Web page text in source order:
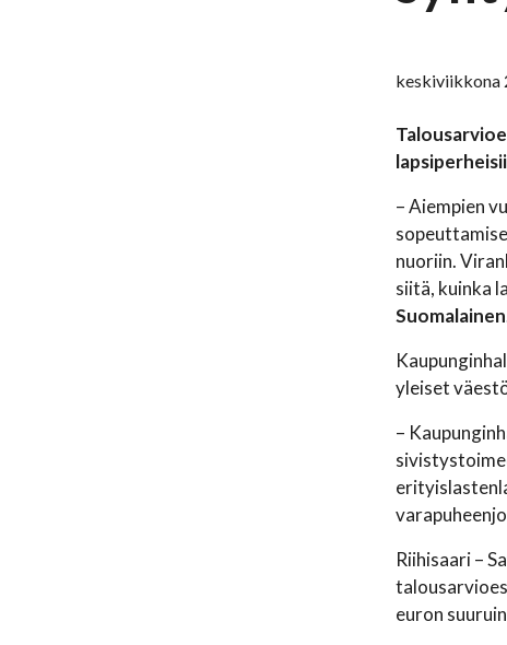
keskiviikkona
– Aiempien
nuoriin.
siitä, kuinka
Suomalainen
yleiset
–
Riihisaari –
euron